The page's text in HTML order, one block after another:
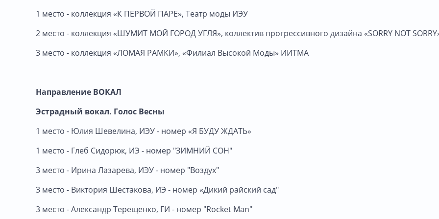
1 место - коллекция «К ПЕРВОЙ ПАРЕ», Театр моды ИЭУ
2 место - коллекция «ШУМИТ МОЙ ГОРОД УГЛЯ», коллектив прогрессивного дизайна «SORRY NOT
3 место - коллекция «ЛОМАЯ РАМКИ», «Филиал Высокой Моды» ИИТМА
Направление ВОКАЛ
Эстрадный вокал. Голос Весны
1 место - Юлия Шевелина, ИЭУ - номер «Я БУДУ ЖДАТЬ»
1 место - Глеб Сидорюк, ИЭ - номер "ЗИМНИЙ СОН"
3 место - Ирина Лазарева, ИЭУ - номер "Воздух"
3 место - Виктория Шестакова, ИЭ - номер «Дикий райский сад"
3 место - Александр Терещенко, ГИ - номер "Rocket Мan"